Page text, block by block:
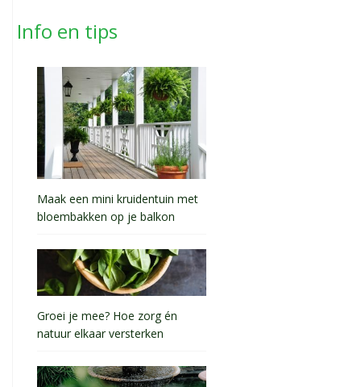
Info en tips
Maak een mini kruidentuin met
bloembakken op je balkon
Groei je mee? Hoe zorg én
natuur elkaar versterken